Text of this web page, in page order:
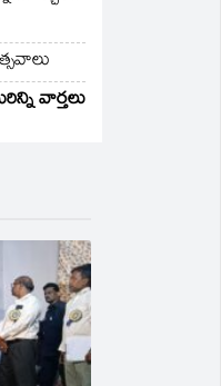
వార్తలు